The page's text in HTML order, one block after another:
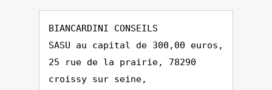
BIANCARDINI CONSEILS
SASU au capital de 300,00 euros,
25 rue de la prairie, 78290
croissy sur seine,